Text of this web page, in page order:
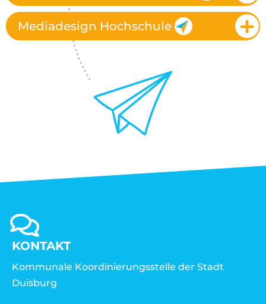
Mediadesign Hochschule
KONTAKT
Kommunale Koordinierungsstelle der Stadt
Duisburg